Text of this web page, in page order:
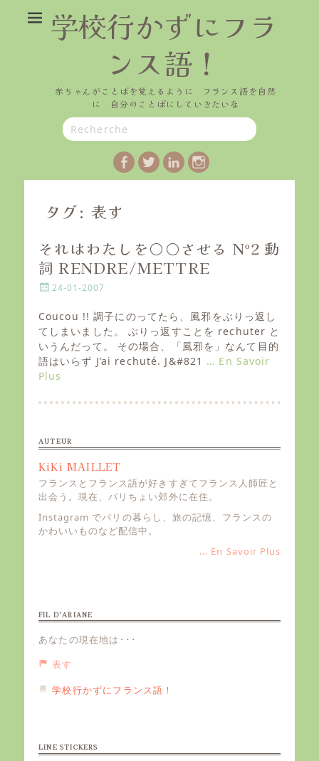
学校行かずにフラ
ンス語！
赤ちゃんがことばを覚えるように フランス語を自然
に 自分のことばにしていきたいな
Search
for:
Facebook
TwitterLinkedIn
Instagram
タグ: 表す
それはわたしを○○させる Nº2 動
詞 RENDRE/METTRE
P
s
e
d
o
n
24-01-2007
Coucou !! 調子にのってたら、風邪をぶりっ返し
てしまいました。 ぶりっ返すことを rechuter と
いうんだって。 その場合、「風邪を」なんて目的
語はいらず J’ai rechuté. J&#821 … En Savoir
Plus
AUTEUR
KiKi MAILLET
フランスとフランス語が好きすぎてフランス人師匠と
出会う。現在、パリちょい郊外に在住。
Instagram でパリの暮らし、旅の記憶、フランスの
かわいいものなど配信中。
... En Savoir Plus
FIL D’ARIANE
あなたの現在地は･･･
表す
学校行かずにフランス語！
LINE STICKERS